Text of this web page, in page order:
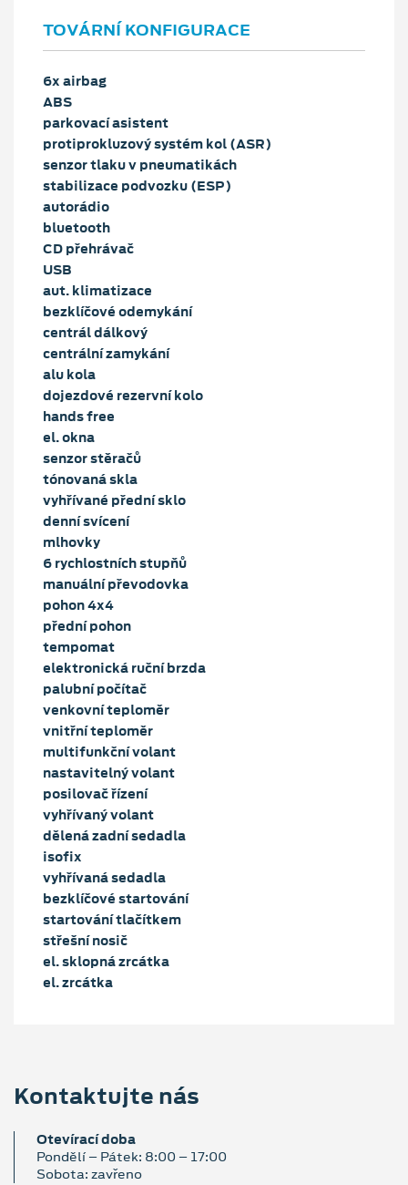
TOVÁRNÍ KONFIGURACE
6x airbag
ABS
parkovací asistent
protiprokluzový systém kol (ASR)
senzor tlaku v pneumatikách
stabilizace podvozku (ESP)
autorádio
bluetooth
CD přehrávač
USB
aut. klimatizace
bezklíčové odemykání
centrál dálkový
centrální zamykání
alu kola
dojezdové rezervní kolo
hands free
el. okna
senzor stěračů
tónovaná skla
vyhřívané přední sklo
denní svícení
mlhovky
6 rychlostních stupňů
manuální převodovka
pohon 4x4
přední pohon
tempomat
elektronická ruční brzda
palubní počítač
venkovní teploměr
vnitřní teploměr
multifunkční volant
nastavitelný volant
posilovač řízení
vyhřívaný volant
dělená zadní sedadla
isofix
vyhřívaná sedadla
bezklíčové startování
startování tlačítkem
střešní nosič
el. sklopná zrcátka
el. zrcátka
Kontaktujte nás
Otevírací doba
Pondělí – Pátek: 8:00 – 17:00
Sobota: zavřeno